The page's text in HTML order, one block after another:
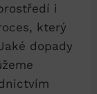
i
který
dopady